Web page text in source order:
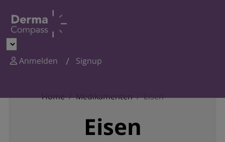
Anmelden Signup
Home Medikamenten Eisen
Eisen